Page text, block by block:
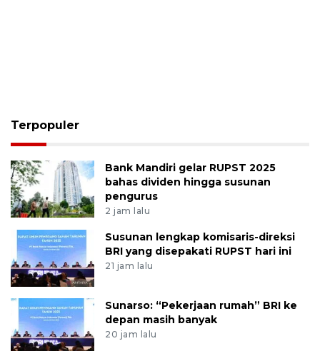
Terpopuler
Bank Mandiri gelar RUPST 2025
bahas dividen hingga susunan
pengurus
2 jam lalu
Susunan lengkap komisaris-direksi
BRI yang disepakati RUPST hari ini
21 jam lalu
Sunarso: “Pekerjaan rumah” BRI ke
depan masih banyak
20 jam lalu